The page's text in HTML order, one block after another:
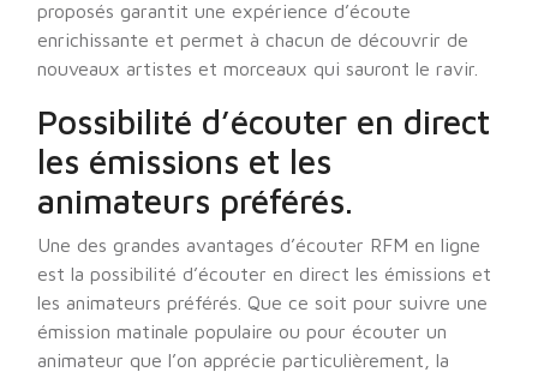
proposés garantit une expérience d’écoute
enrichissante et permet à chacun de découvrir de
nouveaux artistes et morceaux qui sauront le ravir.
Possibilité d’écouter en direct
les émissions et les
animateurs préférés.
Une des grandes avantages d’écouter RFM en ligne
est la possibilité d’écouter en direct les émissions et
les animateurs préférés. Que ce soit pour suivre une
émission matinale populaire ou pour écouter un
animateur que l’on apprécie particulièrement, la